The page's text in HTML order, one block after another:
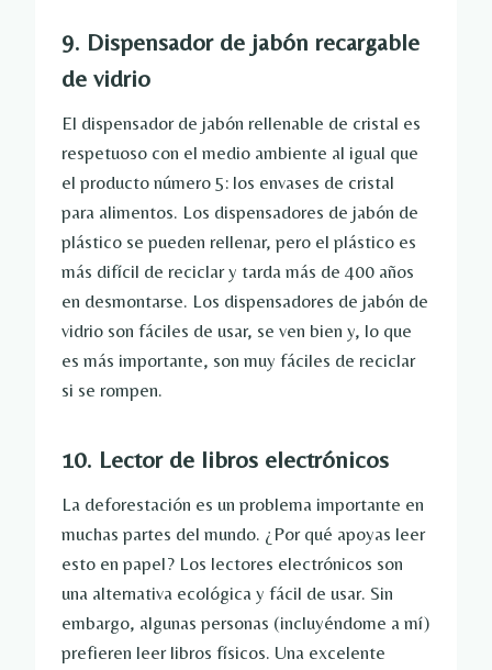
9. Dispensador de jabón recargable
de vidrio
El dispensador de jabón rellenable de cristal es
respetuoso con el medio ambiente al igual que
el producto número 5: los envases de cristal
para alimentos. Los dispensadores de jabón de
plástico se pueden rellenar, pero el plástico es
más difícil de reciclar y tarda más de 400 años
en desmontarse. Los dispensadores de jabón de
vidrio son fáciles de usar, se ven bien y, lo que
es más importante, son muy fáciles de reciclar
si se rompen.
10. Lector de libros electrónicos
La deforestación es un problema importante en
muchas partes del mundo. ¿Por qué apoyas leer
esto en papel? Los lectores electrónicos son
una alternativa ecológica y fácil de usar. Sin
embargo, algunas personas (incluyéndome a mí)
prefieren leer libros físicos. Una excelente